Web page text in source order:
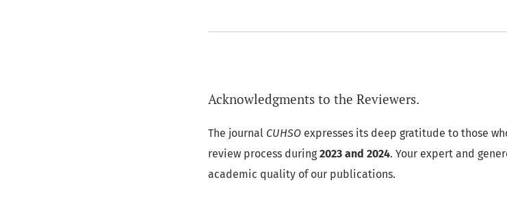
Acknowledgments to the Reviewers.
The journal CUHSO expresses its deep gratitude to those
review process during2023 and 2024. Your expert and
academic quality of our publications.